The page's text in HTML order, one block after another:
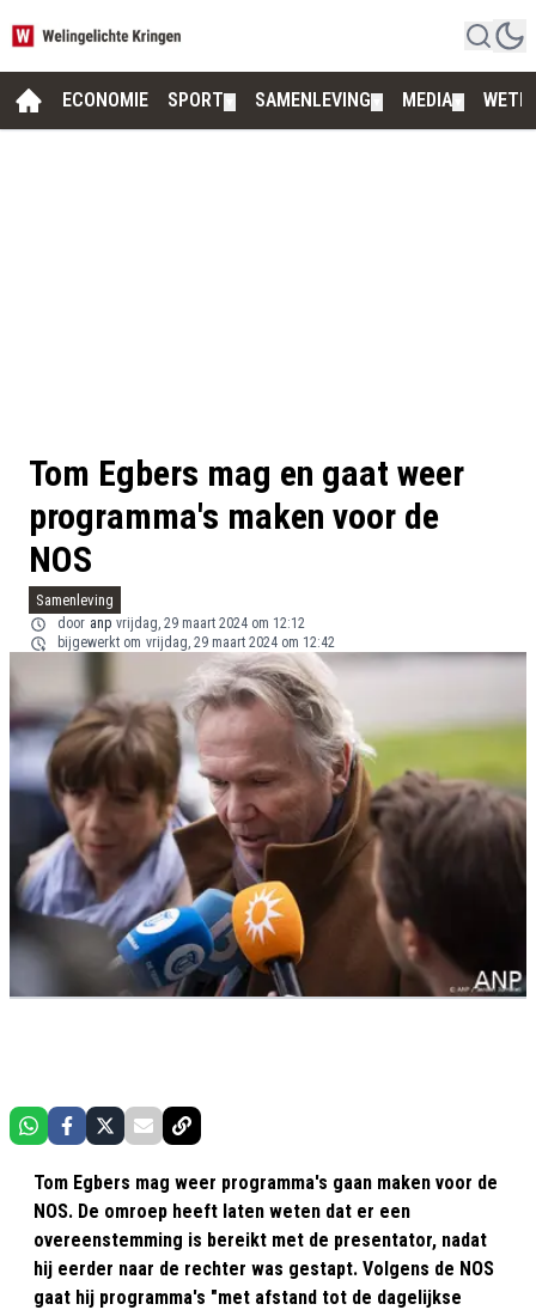
ECONOMIE SPORT SAMENLEVING MEDIA
Tom Egbers mag en gaat weer
programma's maken voor de
NOS
Samenleving
door anp vrijdag, 29 maart 2024 om 12:12
bijgewerkt om vrijdag, 29 maart 2024 om 12:42
Tom Egbers mag weer programma's gaan maken voor de
NOS. De omroep heeft laten weten dat er een
overeenstemming is bereikt met de presentator, nadat
hij eerder naar de rechter was gestapt. Volgens de NOS
gaat hij programma's "met afstand tot de dagelijkse